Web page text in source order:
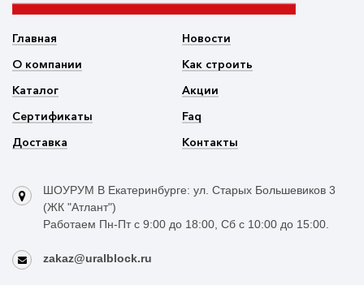
Главная
О компании
Каталог
Сертификаты
Доставка
Новости
Как строить
Акции
Faq
Контакты
ШОУРУМ В Екатеринбурге: ул. Старых Большевиков 3
(ЖК "Атлант")
Работаем Пн-Пт с 9:00 до 18:00, Сб с 10:00 до 15:00.
zakaz@uralblock.ru